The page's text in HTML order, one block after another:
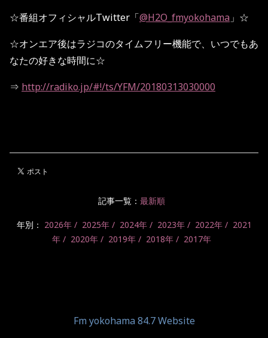
☆番組オフィシャルTwitter 「@H2O_fmyokohama 」 ☆
☆オンエア後はラジコのタイムフリー機能で、いつでもあ
なたの好きな時間に☆
⇒ http://radiko.jp/#!/ts/YFM/20180313030000
記事一覧： 最新順
年別： 2026年 2025年 2024年 2023年 2022年
2021
年
2020年 2019年 2018年 2017年
Fm yokohama 84.7 Website